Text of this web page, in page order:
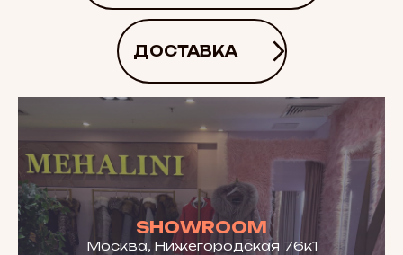
ДОСТАВКА
SHOWROOM
Москва, Нижегородская 76к1